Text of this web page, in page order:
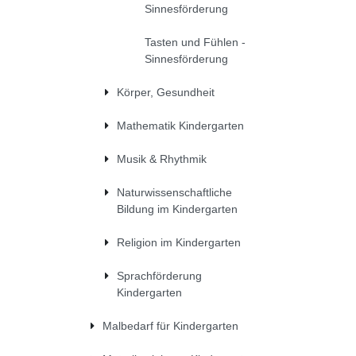
Sinnesförderung
Tasten und Fühlen -
Sinnesförderung
Körper, Gesundheit
Mathematik Kindergarten
Musik & Rhythmik
Naturwissenschaftliche
Bildung im Kindergarten
Religion im Kindergarten
Sprachförderung
Kindergarten
Malbedarf für Kindergarten